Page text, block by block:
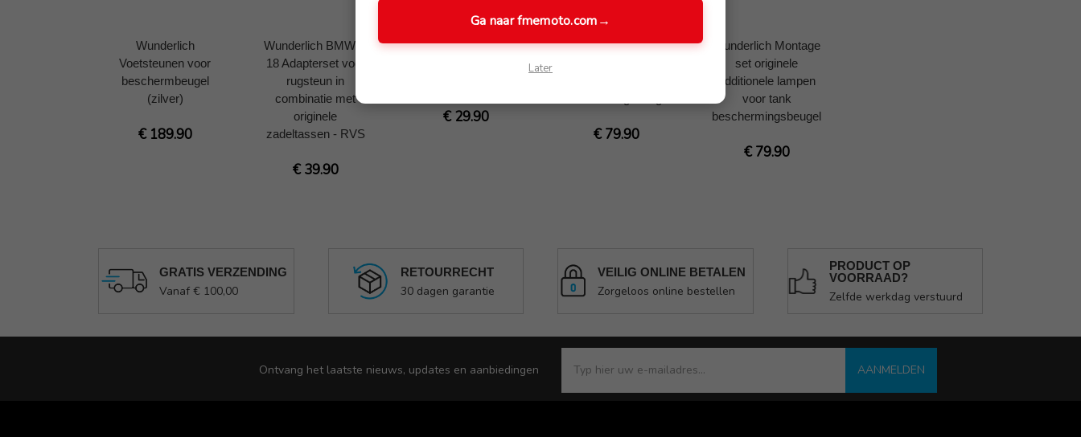
Wunderlich
Voetsteunen voor
beschermbeugel
(zilver)
€ 189.90
Wunderlich BMW R
18 Adapterset voor
rugsteun in
combinatie met
originele
zadeltassen - RVS
€ 39.90
Wunderlich
€ 29.90
Wunderlich Montage
€ 79.90
Wunderlich Montage
set originele
additionele lampen
voor tank
beschermingsbeugel
€ 79.90
GRATIS VERZENDING
Vanaf € 100,00
RETOURRECHT
30 dagen garantie
VEILIG ONLINE BETALEN
Zorgeloos online bestellen
PRODUCT OP
VOORRAAD?
Zelfde werkdag verstuurd
Ontvang het laatste nieuws, updates en aanbiedingen AANMELDEN
Ga naar fmemoto.com→
Later